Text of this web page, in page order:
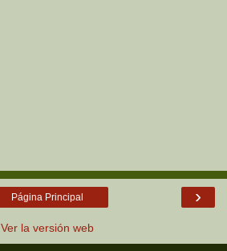
›
Página Principal
Ver la versión web